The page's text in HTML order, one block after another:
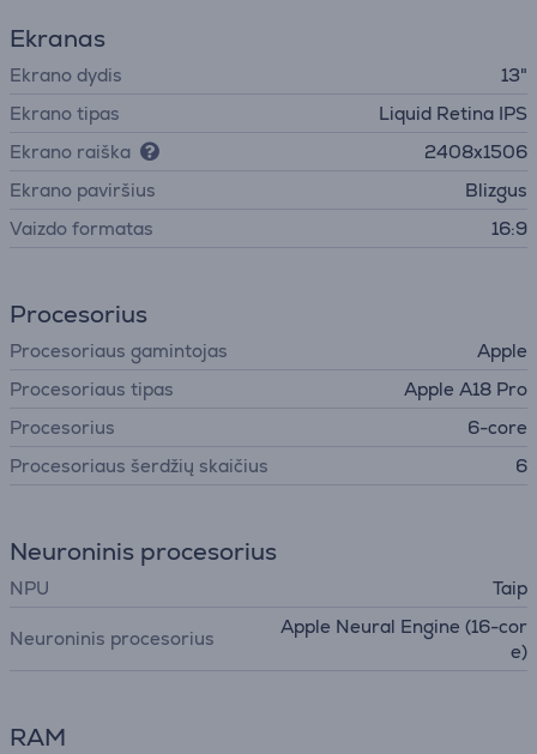
Ekranas
Ekrano dydis
13"
Ekrano tipas
Liquid Retina IPS
Ekrano raiška
2408x1506
Ekrano paviršius
Blizgus
Vaizdo formatas
16:9
Procesorius
Procesoriaus gamintojas
Apple
Procesoriaus tipas
Apple A18 Pro
Procesorius
6-core
Procesoriaus šerdžių skaičius
6
Neuroninis procesorius
NPU Taip
Neuroninis procesorius
Apple Neural Engine (16-cor
e)
RAM